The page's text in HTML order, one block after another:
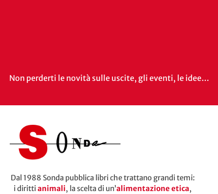
Non perderti le novità sulle uscite, gli eventi, le idee…
Dal 1988 Sonda pubblica libri che trattano grandi temi:
i dirittianimali, la scelta di un’alimentazione etica,